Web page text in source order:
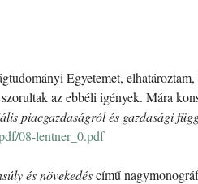
Egyetemet,
az ebbéli igények. Mára
piacgazdaságról és gazdasági
08-lentner_0.pdf
és növekedéscímű